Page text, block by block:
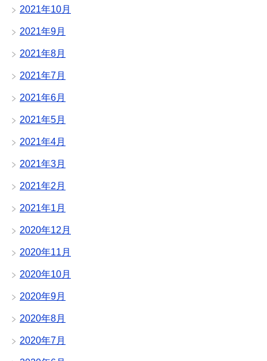
2021年10月
2021年9月
2021年8月
2021年7月
2021年6月
2021年5月
2021年4月
2021年3月
2021年2月
2021年1月
2020年12月
2020年11月
2020年10月
2020年9月
2020年8月
2020年7月